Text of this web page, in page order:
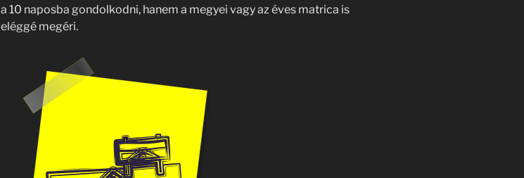
a 10 naposba gondolkodni, hanem a megyei vagy az éves matrica is
eléggé megéri.